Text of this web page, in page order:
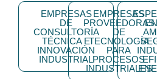
EMPRESAS
DE
CONSULTORÍA
TÉCNICA E
INNOVACIÓN
INDUSTRIAL
EMPRESAS
PROVEEDORAS
DE
TECNOLOGÍA
PARA
PROCESOS
INDUSTRIALES